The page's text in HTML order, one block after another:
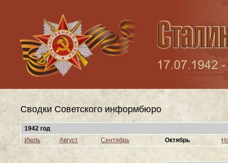
Сводки Cоветского информбюро
1942 год
Июль
Август Сентябрь Октябрь